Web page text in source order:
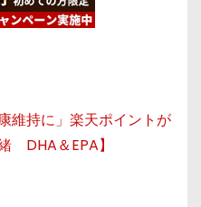
維持に」楽天ポイントが
DHA＆EPA】